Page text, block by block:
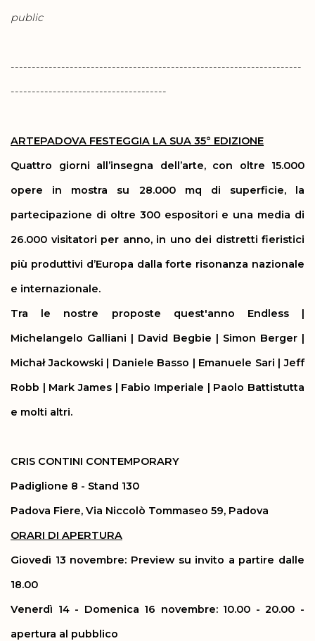
public
---------------------------------------------------------------------
-------------------------------------
ARTEPADOVA FESTEGGIA LA SUA 35° EDIZIONE
Quattro giorni all’insegna dell’arte, con oltre 15.000
opere in mostra su 28.000 mq di superficie, la
partecipazione di oltre 300 espositori e una media di
26.000 visitatori per anno, in uno dei distretti fieristici
più produttivi d’Europa dalla forte risonanza nazionale
e internazionale.
Tra le nostre proposte quest'anno Endless |
Michelangelo Galliani | David Begbie | Simon Berger |
Michał Jackowski | Daniele Basso | Emanuele Sari | Jeff
Robb | Mark James | Fabio Imperiale | Paolo Battistutta
e molti altri.
CRIS CONTINI CONTEMPORARY
Padiglione 8 - Stand 130
Padova Fiere, Via Niccolò Tommaseo 59, Padova
ORARI DI APERTURA
Giovedì 13 novembre: Previewsu invito a partire dalle
18.00
Venerdì 14 - Domenica 16 novembre: 10.00 - 20.00 -
apertura al pubblico